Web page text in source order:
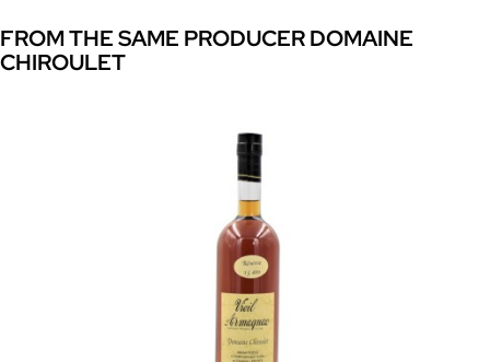
FROM THE SAME PRODUCER DOMAINE
CHIROULET